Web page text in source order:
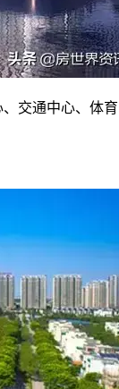
交通中心、体